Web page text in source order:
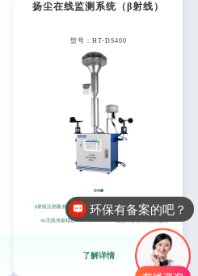
扬尘在线监测系统（β射线）
型号：HT-DS400
· β射线法测量准确可靠 · 自动加热除湿消除干扰
· 4G无线传输稳定
了解详情
环保有备案的吧？